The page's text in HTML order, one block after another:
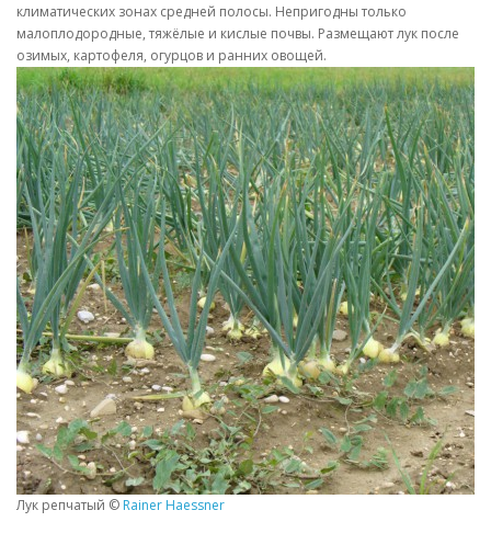
климатических зонах средней полосы. Непригодны только
малоплодородные, тяжёлые и кислые почвы. Размещают лук после
озимых, картофеля, огурцов и ранних овощей.
Лук репчатый © Rainer Haessner